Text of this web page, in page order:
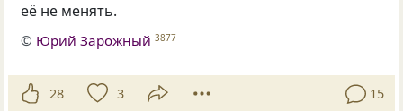
её не менять.
© Юрий Зарожный 3877
28 3 15